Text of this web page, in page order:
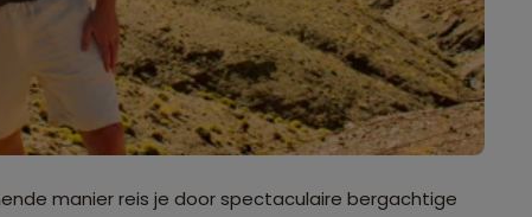
manier reis je door spectaculaire bergachtige